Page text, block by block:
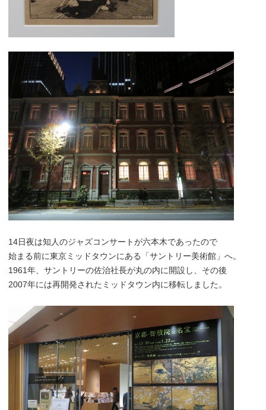
14日夜は知人のジャズコンサートが六本木であったので
始まる前に東京ミッドタウンにある「サントリー美術館」へ。
1961年、サントリーの佐治社長が丸の内に開設し、その後
2007年には再開発されたミッドタウン内に移転しました。